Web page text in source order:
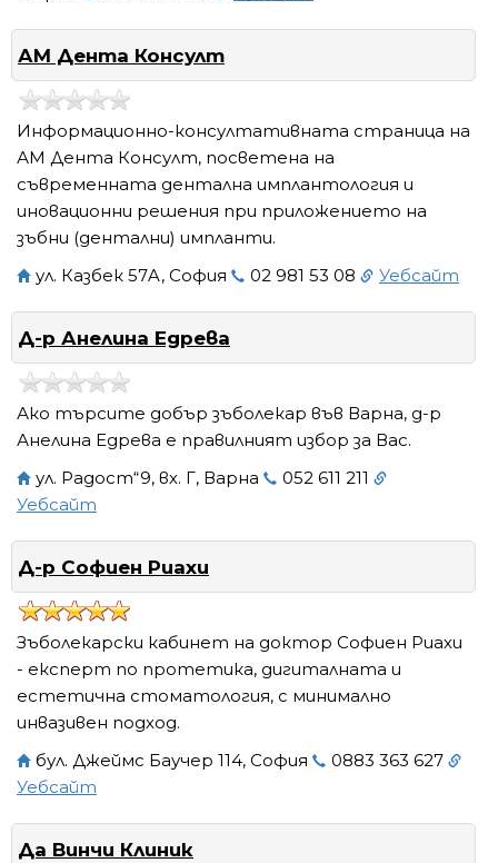
АМ Дента Консулт
Информационно-консултативната страница на
АМ Дента Консулт, посветена на
съвременната дентална имплантология и
иновационни решения при приложението на
зъбни (дентални) импланти.
ул. Казбек 57A, София
02 981 53 08 Уебсайт
Д-р Анелина Едрева
Ако търсите добър зъболекар във Варна, д-р
Анелина Едрева е правилният избор за Вас.
ул. Радост“9, вх. Г, Варна
052 611 211
Уебсайт
Д-р Софиен Риахи
Зъболекарски кабинет на доктор Софиен Риахи
- експерт по протетика, дигиталната и
естетична стоматология, с минимално
инвазивен подход.
бул. Джеймс Баучер 114, София
0883 363 627
Уебсайт
Да Винчи Клиник